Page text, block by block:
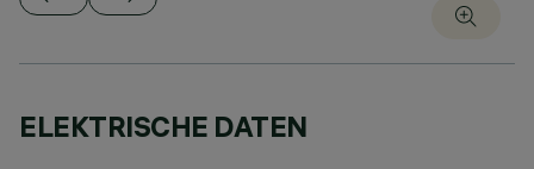
ELEKTRISCHE DATEN